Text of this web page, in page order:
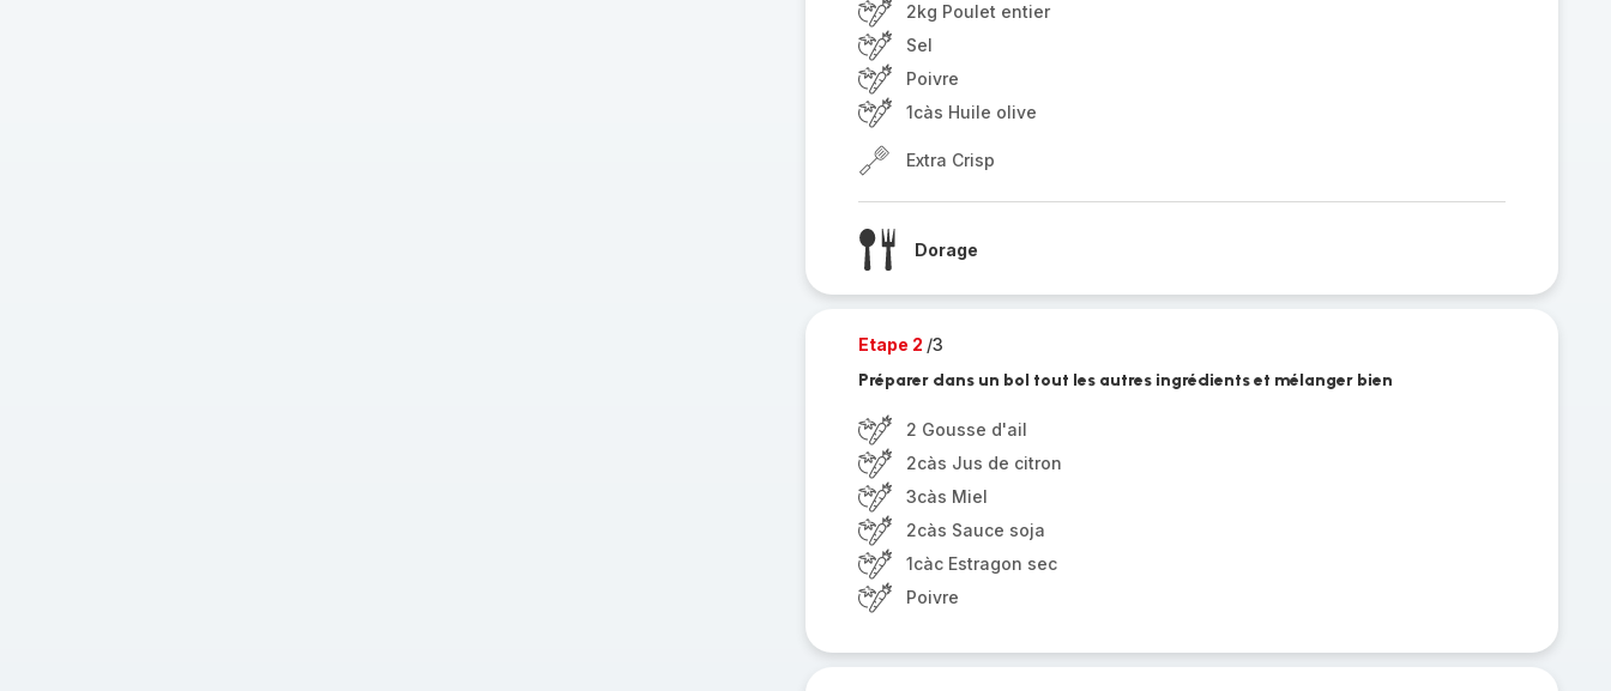
2kg Poulet entier
Sel
Poivre
1càs Huile olive
Extra Crisp
Dorage
Etape 2 /3
Préparer dans un bol tout les autres ingrédients et mélanger bien
2 Gousse d'ail
2càs Jus de citron
3càs Miel
2càs Sauce soja
1càc Estragon sec
Poivre